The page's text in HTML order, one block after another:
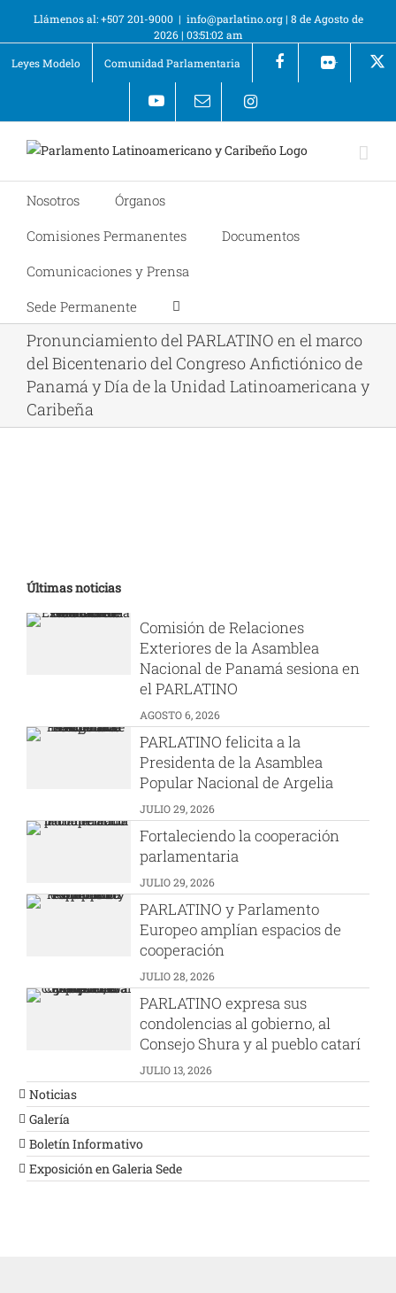
Llámenos al: +507 201-9000 | info@parlatino.org| 8 de Agosto de
2026 | 03:51:02 am
Leyes Modelo
Comunidad Parlamentaria +
Nosotros
Órganos
Comisiones Permanentes
Documentos
Comunicaciones y Prensa
Sede Permanente
Pronunciamiento del PARLATINO en el marco
del Bicentenario del Congreso Anfictiónico de
Panamá y Día de la Unidad Latinoamericana y
Caribeña
Últimas noticias
Comisión de Relaciones
Exteriores de la Asamblea
Nacional de Panamá sesiona en
el PARLATINO
AGOSTO 6, 2026
PARLATINO felicita a la
Presidenta de la Asamblea
Popular Nacional de Argelia
JULIO 29, 2026
Fortaleciendo la cooperación
parlamentaria
JULIO 29, 2026
PARLATINO y Parlamento
Europeo amplían espacios de
cooperación
JULIO 28, 2026
PARLATINO expresa sus
condolencias al gobierno, al
Consejo Shura y al pueblo catarí
JULIO 13, 2026
Noticias
Galería
Boletín Informativo
Exposición en Galeria Sede